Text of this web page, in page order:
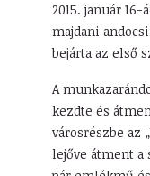
2015. január
majdani
bejárta az első
A
kezdte és
városrészbe az
lejőve átment a